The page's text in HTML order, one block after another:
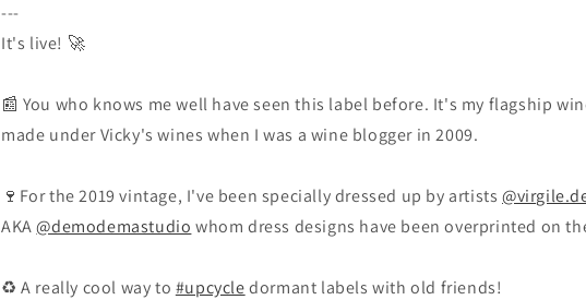
---
It's live! 🚀
📰 You who knows me well have seen this label before. It's my flagship
made under Vicky's wines when I was a wine blogger in 2009.
🍷For the 2019 vintage, I've been specially dressed up by artists
AKA@demodemastudio whom dress designs have been overprinted on
♻️ A really cool way to #upcycledormant labels with old friends!